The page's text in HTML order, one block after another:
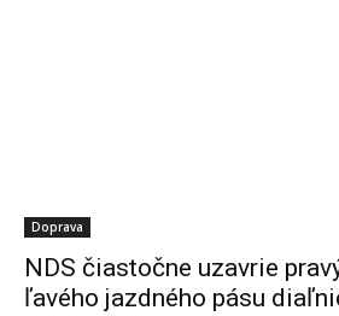
Doprava
NDS čiastočne uzavrie
ľavého jazdného pásu